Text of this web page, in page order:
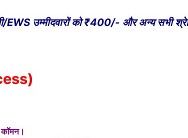
EWS उम्मीदवारों को ₹400/- और अन्य सभी